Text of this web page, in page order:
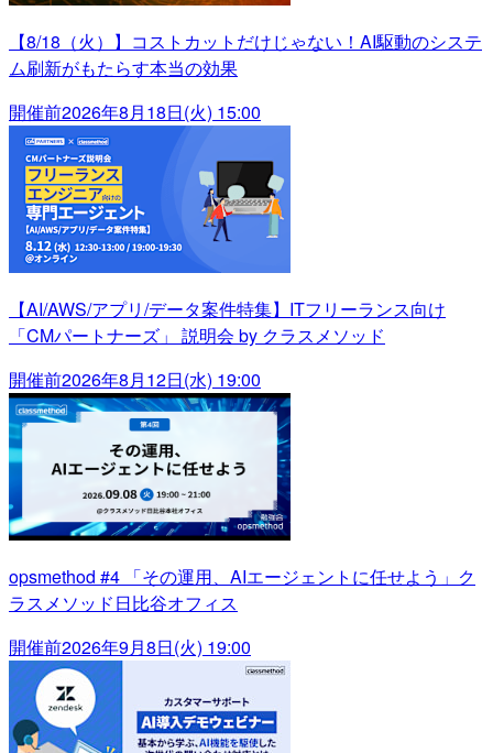
【8/18（火）】コストカットだけじゃない！AI駆動のシステ
ム刷新がもたらす本当の効果
開催前2026年8月18日(火) 15:00
【AI/AWS/アプリ/データ案件特集】ITフリーランス向け
「CMパートナーズ」 説明会 by クラスメソッド
開催前2026年8月12日(水) 19:00
opsmethod #4 「その運用、AIエージェントに任せよう」ク
ラスメソッド日比谷オフィス
開催前2026年9月8日(火) 19:00